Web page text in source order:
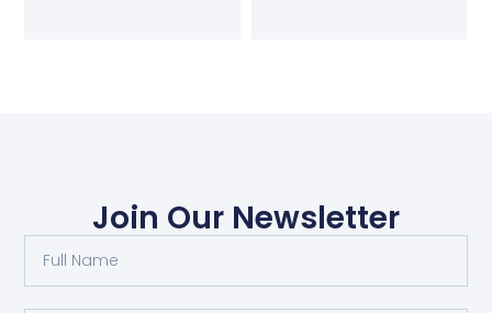
Join Our Newsletter